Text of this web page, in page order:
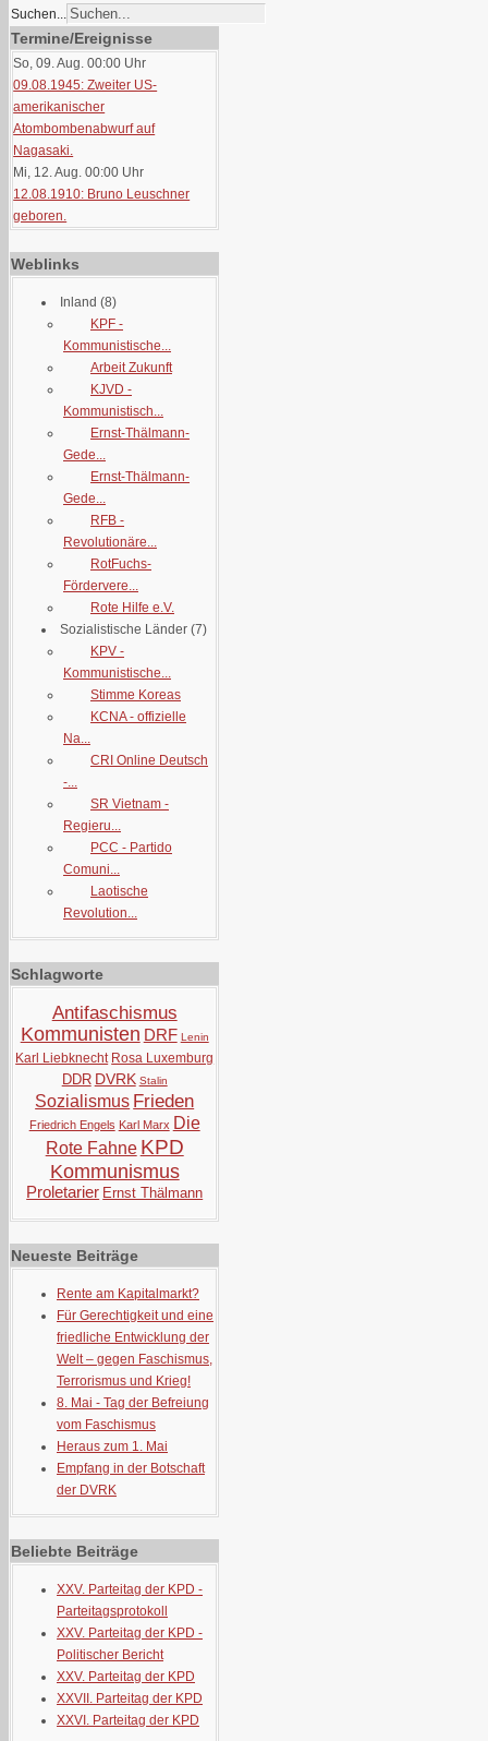
Suchen...
Termine/Ereignisse
So, 09. Aug. 00:00 Uhr
09.08.1945: Zweiter US-
amerikanischer
Atombombenabwurf auf
Nagasaki.
Mi, 12. Aug. 00:00 Uhr
12.08.1910: Bruno Leuschner
geboren.
Weblinks
Inland (8)
KPF -
Kommunistische...
Arbeit Zukunft
KJVD -
Kommunistisch...
Ernst-Thälmann-
Gede...
Ernst-Thälmann-
Gede...
RFB -
Revolutionäre...
RotFuchs-
Fördervere...
Rote Hilfe e.V.
Sozialistische Länder (7)
KPV -
Kommunistische...
Stimme Koreas
KCNA - offizielle
Na...
CRI Online Deutsch
-...
SR Vietnam -
Regieru...
PCC - Partido
Comuni...
Laotische
Revolution...
Schlagworte
Antifaschismus
Kommunisten DRF Lenin
Karl Liebknecht Rosa Luxemburg
DDR DVRK Stalin
Sozialismus Frieden
Friedrich Engels Karl Marx Die
Rote Fahne KPD
Kommunismus
Proletarier Ernst Thälmann
Neueste Beiträge
Rente am Kapitalmarkt?
Für Gerechtigkeit und eine
friedliche Entwicklung der
Welt – gegen Faschismus,
Terrorismus und Krieg!
8. Mai - Tag der Befreiung
vom Faschismus
Heraus zum 1. Mai
Empfang in der Botschaft
der DVRK
Beliebte Beiträge
XXV. Parteitag der KPD -
Parteitagsprotokoll
XXV. Parteitag der KPD -
Politischer Bericht
XXV. Parteitag der KPD
XXVII. Parteitag der KPD
XXVI. Parteitag der KPD